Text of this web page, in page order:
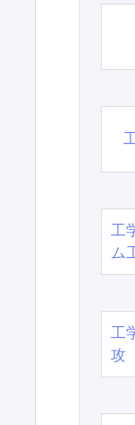
工
ム
工
攻